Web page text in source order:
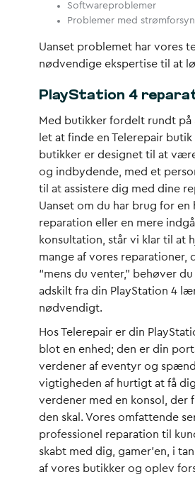
Softwareproblemer
Problemer med
Uanset problemet har vores
nødvendige ekspertise til at
PlayStation 4
Med butikker fordelt rundt
let at finde en Telerepair
butikker er designet til at
og indbydende, med et
til at assistere dig med dine
Uanset om du har brug for en
reparation eller en mere
konsultation, står vi klar til at
mange af vores reparationer,
“mens du venter,” behøver
adskilt fra din PlayStation 4
nødvendigt.
Hos Telerepair er din
blot en enhed; den er din
verdener af eventyr og
vigtigheden af hurtigt at få
verdener med en konsol, der
den skal. Vores omfattende
professionel reparation til
skabt med dig, gamer’en, i
af vores butikker og oplev